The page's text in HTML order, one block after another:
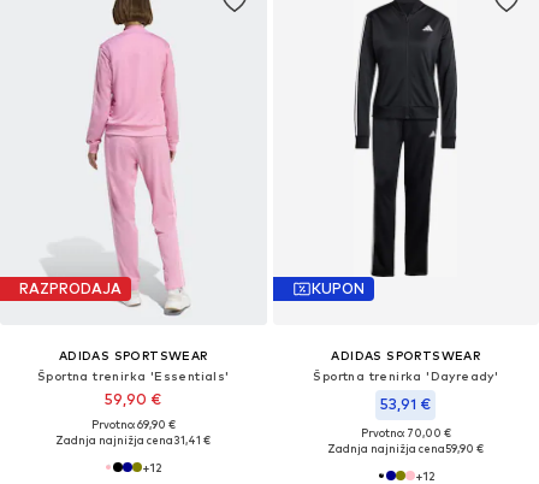
RAZPRODAJA
ADIDAS SPORTSWEAR
Športna trenirka 'Essentials'
59,90 €
Prvotno: 69,90 €
Zadnja najnižja cena31,41 €
+12
KUPON
ADIDAS SPORTSWEAR
Športna trenirka 'Dayready'
53,91 €
Prvotno: 70,00 €
Zadnja najnižja cena59,90 €
+12